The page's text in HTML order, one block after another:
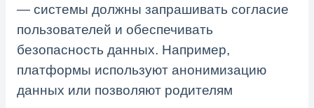
— системы должны запрашивать согласие
пользователей и обеспечивать
безопасность данных. Например,
платформы используют анонимизацию
данных или позволяют родителям